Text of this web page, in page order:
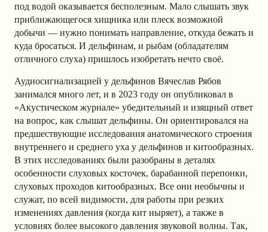
под водой оказывается бесполезным. Мало слышать звук
приближающегося хищника или плеск возможной
добычи — нужно понимать направление, откуда бежать и
куда бросаться. И дельфинам, и рыбам (обладателям
отличного слуха) пришлось изобретать нечто своё.
Аудиосигнализацией у дельфинов Вячеслав Рябов
занимался много лет, и в 2023 году он опубликовал в
«Акустическом журнале» убедительный и изящный ответ
на вопрос, как слышат дельфины. Он ориентировался на
предшествующие исследования анатомического строения
внутреннего и среднего уха у дельфинов и китообразных.
В этих исследованиях были разобраны в деталях
особенности слуховых косточек, барабанной перепонки,
слуховых проходов китообразных. Все они необычны и
служат, по всей видимости, для работы при резких
изменениях давления (когда кит ныряет), а также в
условиях более высокого давления звуковой волны. Так,